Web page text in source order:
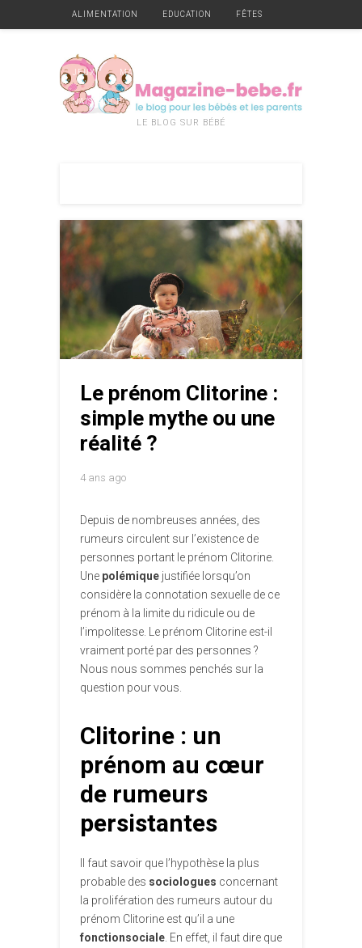
ALIMENTATION EDUCATION FÊTES
JEUX MATÉRIEL
NAISSANCE VÊTEMENTS
LE BLOG SUR BÉBÉ
Le prénom Clitorine :
simple mythe ou une
réalité ?
4 ans ago
Depuis de nombreuses années, des
rumeurs circulent sur l’existence de
personnes portant le prénom Clitorine.
Une polémique justifiée lorsqu’on
considère la connotation sexuelle de ce
prénom à la limite du ridicule ou de
l’impolitesse. Le prénom Clitorine est-il
vraiment porté par des personnes ?
Nous nous sommes penchés sur la
question pour vous.
Clitorine : un
prénom au cœur
de rumeurs
persistantes
Il faut savoir que l’hypothèse la plus
probable des sociologues concernant
la prolifération des rumeurs autour du
prénom Clitorine est qu’il a une
fonctionsociale. En effet, il faut dire que